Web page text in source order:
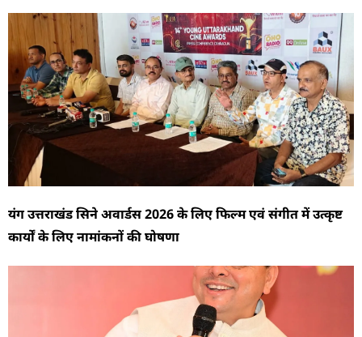
यंग उत्तराखंड सिने अवार्डस 2026 के लिए फिल्म एवं संगीत में उत्कृष्ट
कार्यों के लिए नामांकनों की घोषणा